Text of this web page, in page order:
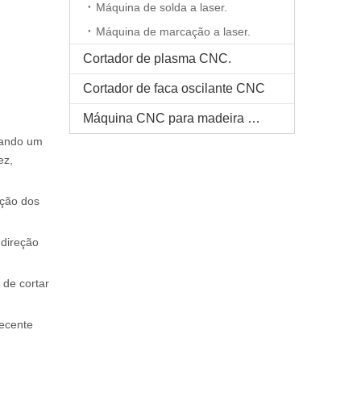
um
dos
de cortar
Máquina de solda a laser.
Máquina de marcação a laser.
Cortador de plasma CNC.
Cortador de faca oscilante CNC
Máquina CNC para madeira maciça